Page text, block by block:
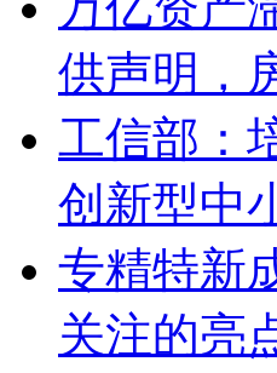
供声明，
工信部：
创新型中
专精特新
关注的亮